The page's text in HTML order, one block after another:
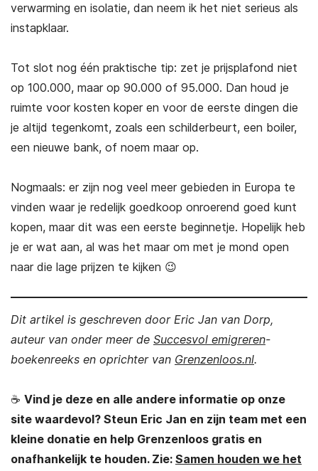
verwarming en isolatie, dan neem ik het niet serieus als
instapklaar.
Tot slot nog één praktische tip: zet je prijsplafond niet
op 100.000, maar op 90.000 of 95.000. Dan houd je
ruimte voor kosten koper en voor de eerste dingen die
je altijd tegenkomt, zoals een schilderbeurt, een boiler,
een nieuwe bank, of noem maar op.
Nogmaals: er zijn nog veel meer gebieden in Europa te
vinden waar je redelijk goedkoop onroerend goed kunt
kopen, maar dit was een eerste beginnetje. Hopelijk heb
je er wat aan, al was het maar om met je mond open
naar die lage prijzen te kijken 😉
Dit artikel is geschreven door Eric Jan van Dorp,
auteur van onder meer de Succesvol emigreren-
boekenreeks en oprichter van Grenzenloos.nl.
☕ Vind je deze en alle andere informatie op onze
site waardevol? Steun Eric Jan en zijn team met een
kleine donatie en help Grenzenloos gratis en
onafhankelijk te houden. Zie: Samen houden we het